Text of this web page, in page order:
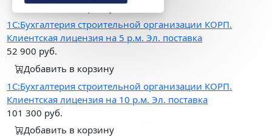
Добавить в корзину
1С:Бухгалтерия строительной организации КОРП.
Клиентская лицензия на 5 р.м. Эл. поставка
52 900 руб.
Добавить в корзину
1С:Бухгалтерия строительной организации КОРП.
Клиентская лицензия на 10 р.м. Эл. поставка
101 300 руб.
Добавить в корзину